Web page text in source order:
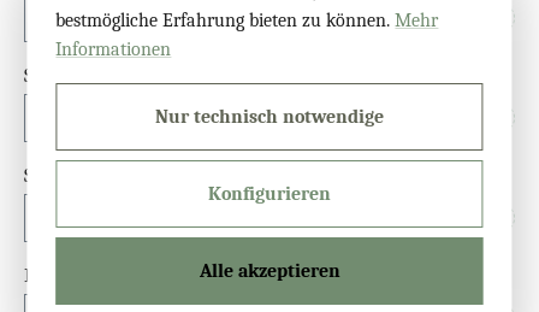
Sensor
Steckdose
Dimmfunktion
bestmögliche Erfahrung bieten zu können.Mehr
Informationen
Nur technisch notwendige
Konfigurieren
Alle akzeptieren